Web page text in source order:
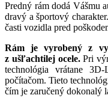
Predný rám dodá Vášmu
dravý a športový
časti vozidla pred
Rám je vyrobený z
z ušľachtilej ocele.Pri
technológia vrátane
počítačom. Tieto
čím je zaručený dokonalý